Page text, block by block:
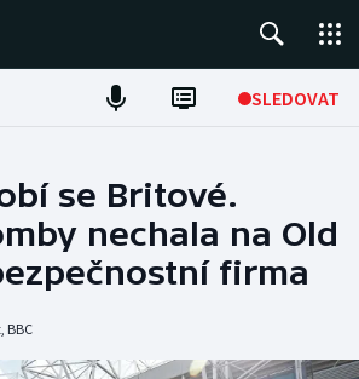
SLEDOVAT
se Britové.
nechala na Old
firma
, BBC